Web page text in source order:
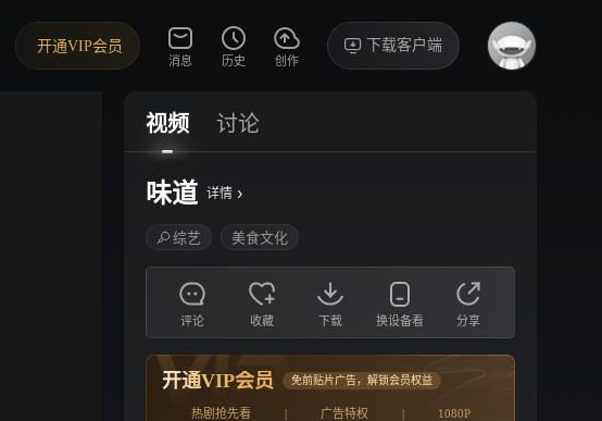
开通VIP会员
消息 历史 创作
下载客户端
视频 讨论
味道 详情 ›
综艺 美食文化
评论 收藏 下载 换设备看 分享
开通VIP会员 免前贴片广告，解锁会员权益
热剧抢先看 | 广告特权 | 1080P